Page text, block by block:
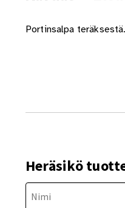
Portinsalpa
Heräsikö